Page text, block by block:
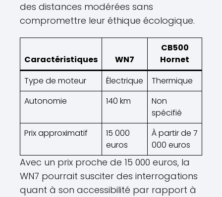
des distances modérées sans
compromettre leur éthique écologique.
Caractéristiques WN7
CB500
Hornet
Type de moteur
Électrique
Thermique
Autonomie
140 km
Non
spécifié
Prix approximatif
15 000
euros
À partir de 7
000 euros
Avec un prix proche de 15 000 euros, la
WN7 pourrait susciter des interrogations
quant à son accessibilité par rapport à